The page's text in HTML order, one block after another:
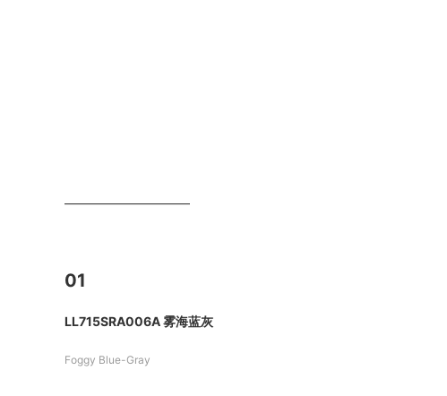
——————————
01
LL715SRA006A 雾海蓝灰
Foggy Blue-Gray